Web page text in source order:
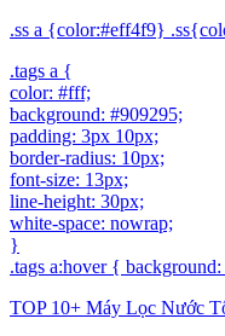
.ss a {color:#eff4f9}
.tags a {
color: #fff;
background: #909295;
padding: 3px 10px;
border-radius: 10px;
font-size: 13px;
line-height: 30px;
white-space: nowrap;
}
.tags a:hover {
TOP 10+ Máy Lọc Nước